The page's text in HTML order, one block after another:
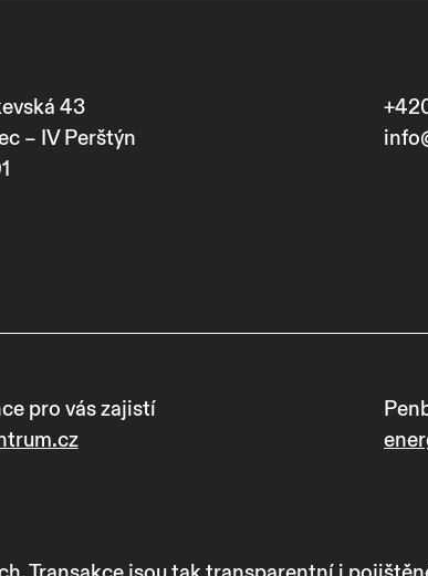
43
– IV Perštýn
pro vás zajistí